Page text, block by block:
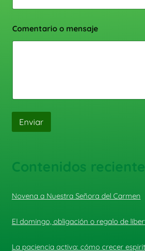
Comentario o mensaje
Enviar
Contenidos
Novena a Nuestra Señora del Carmen
El domingo, obligación o regalo de
La paciencia activa: cómo crecer